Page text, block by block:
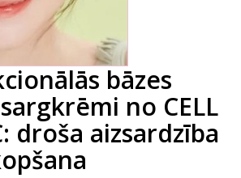
bāzes
no CELL
droša aizsardzība